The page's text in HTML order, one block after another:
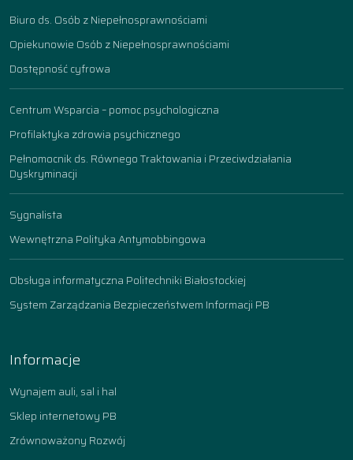
Biuro ds. Osób z Niepełnosprawnościami
Opiekunowie Osób z Niepełnosprawnościami
Dostępność cyfrowa
Centrum Wsparcia – pomoc psychologiczna
Profilaktyka zdrowia psychicznego
Pełnomocnik ds. Równego Traktowania i Przeciwdziałania
Dyskryminacji
Sygnalista
Wewnętrzna Polityka Antymobbingowa
Obsługa informatyczna Politechniki Białostockiej
System Zarządzania Bezpieczeństwem Informacji PB
Informacje
Wynajem auli, sal i hal
Sklep internetowy PB
Zrównoważony Rozwój